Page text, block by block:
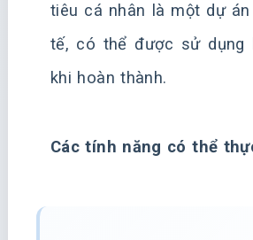
tiêu cá nhân là một dự
tế, có thể được sử dụng
khi hoàn thành.
Các tính năng có thể